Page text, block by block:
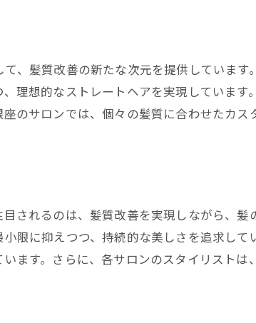
後のヘアケアとスタイリング方法
いスタイルを楽しむ秘訣
、髪質改善の新たな次元を提供しています
理想的なストレートヘアを実現しています
のサロンでは、個々の髪質に合わせたカ
されるのは、髪質改善を実現しながら、髪
限に抑えつつ、持続的な美しさを追求し
ます。さらに、各サロンのスタイリスト